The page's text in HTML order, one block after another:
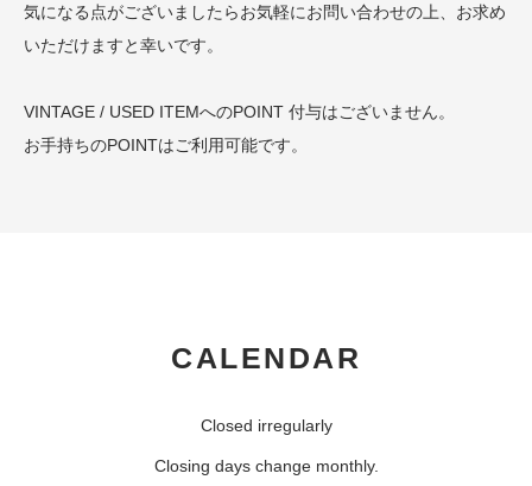
気になる点がございましたらお気軽にお問い合わせの上、お求め
いただけますと幸いです。
VINTAGE / USED ITEMへのPOINT 付与はございません。
お手持ちのPOINTはご利用可能です。
CALENDAR
Closed irregularly
Closing days change monthly.